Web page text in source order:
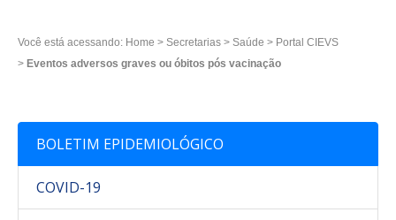
Você está acessando: Home > Secretarias > Saúde > Portal CIEVS
> Eventos adversos graves ou óbitos pós vacinação
BOLETIM EPIDEMIOLÓGICO
COVID-19